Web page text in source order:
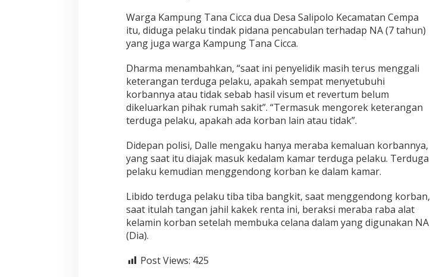
k
e
k
R
n
a
D
i
a
m
n
k
a
P
o
l
i
Warga Kampung Tana Cicca dua Desa Salipolo Kecamatan Cempa
itu, diduga pelaku tindak pidana pencabulan terhadap NA (7 tahun)
yang juga warga Kampung Tana Cicca.
Dharma menambahkan, “saat ini penyelidik masih terus menggali
keterangan terduga pelaku, apakah sempat menyetubuhi
korbannya atau tidak sebab hasil visum et revertum belum
dikeluarkan pihak rumah sakit”. “Termasuk mengorek keterangan
terduga pelaku, apakah ada korban lain atau tidak”.
Didepan polisi, Dalle mengaku hanya meraba kemaluan korbannya,
yang saat itu diajak masuk kedalam kamar terduga pelaku. Terduga
pelaku kemudian menggendong korban ke dalam kamar.
Libido terduga pelaku tiba tiba bangkit, saat menggendong korban,
saat itulah tangan jahil kakek renta ini, beraksi meraba raba alat
kelamin korban setelah membuka celana dalam yang digunakan NA
(Dia).
Post Views: 425